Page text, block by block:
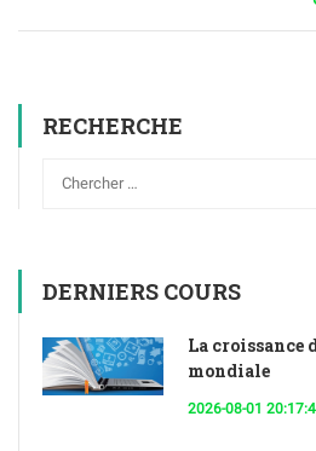
RECHERCHE
DERNIERS COURS
La croissance
mondiale
2026-08-01